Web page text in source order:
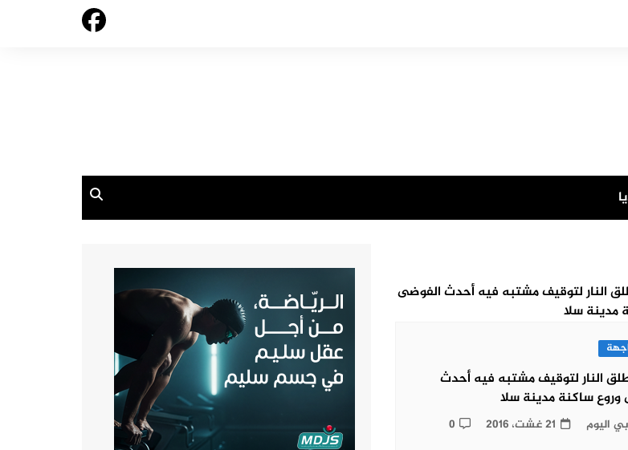
النار لتوقيف مشتبه فيه أحدث
وروع ساكنة مدينة سلا
اليوم 21 غشت، 2016 0